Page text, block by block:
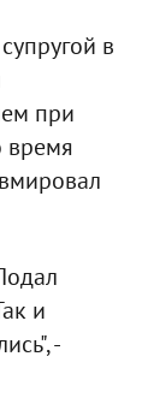
в
при
время
и
-